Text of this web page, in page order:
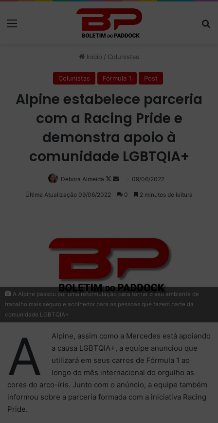
Início / Colunistas
Colunistas Fórmula 1 Post
Alpine estabelece parceria
com a Racing Pride e
demonstra apoio à
comunidade LGBTQIA+
Debora Almeida
Follow
on
Mande
um
09/06/2022
Última Atualização 09/06/2022 0 2 minutos de leitura
A Alpine passou por uma reformulação para tornar o seu ambiente de
trabalho mais seguro e acolhedor para as pessoas que fazem parte da
comunidade LGBTQIA+
A
Alpine, assim como a Mercedes está apoiando
a causa LGBTQIA+, a equipe anunciou que
utilizará em seus carros de Fórmula 1 ao
longo do mês internacional do orgulho as
cores do arco-íris. Junto com o anúncio, a equipe também
informou sobre a parceria formada com a iniciativa Racing
Pride.